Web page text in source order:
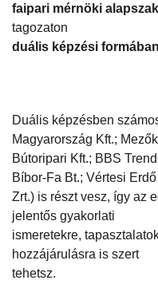
faipari mérnöki alapszak
tagozaton
duális képzési
Duális képzésben
Magyarország Kft.;
Bútoripari Kft.; BBS
Bíbor-Fa Bt.; Vértesi Erdő
Zrt.) is részt vesz, így az
jelentős gyakorlati
ismeretekre,
hozzájárulásra is szert
tehetsz.